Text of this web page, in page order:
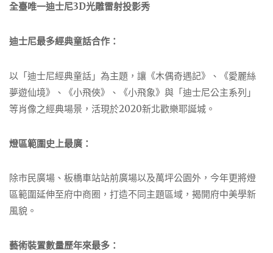
全臺唯一迪士尼3D光雕雷射投影秀
迪士尼最多經典童話合作：
以「迪士尼經典童話」為主題，讓《木偶奇遇記》、《愛麗絲
夢遊仙境》、《小飛俠》、《小飛象》與「迪士尼公主系列」
等肖像之經典場景，活現於2020新北歡樂耶誕城。
燈區範圍史上最廣：
除市民廣場、板橋車站站前廣場以及萬坪公園外，今年更將燈
區範圍延伸至府中商圈，打造不同主題區域，揭開府中美學新
風貌。
藝術裝置數量歷年來最多：